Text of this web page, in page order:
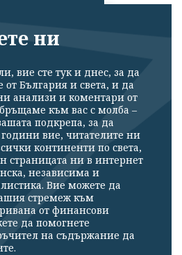
си!
ни
вие сте тук и днес, за да
България и света, и да
анализи и коментари от
към вас с молба –
подкрепа, за да
вие, читателите ни
континенти по света,
страницата ни в интернет
независима и
Вие можете да
стремеж към
от финансови
да помогнете
на съдържание да